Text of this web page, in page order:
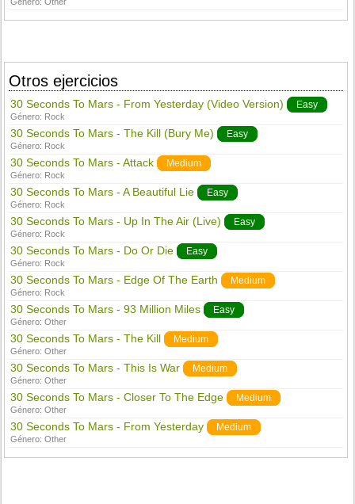
Otros ejercicios
30 Seconds To Mars - From Yesterday (Video Version) Easy
Género: Rock
30 Seconds To Mars - The Kill (Bury Me) Easy
Género: Rock
30 Seconds To Mars - Attack Medium
Género: Rock
30 Seconds To Mars - A Beautiful Lie Easy
Género: Rock
30 Seconds To Mars - Up In The Air (Live) Easy
Género: Rock
30 Seconds To Mars - Do Or Die Easy
Género: Rock
30 Seconds To Mars - Edge Of The Earth Medium
Género: Rock
30 Seconds To Mars - 93 Million Miles Easy
Género:Other
30 Seconds To Mars - The Kill Medium
Género:Other
30 Seconds To Mars - This Is War Medium
Género:Other
30 Seconds To Mars - Closer To The Edge Medium
Género:Other
30 Seconds To Mars - From Yesterday Medium
Género:Other